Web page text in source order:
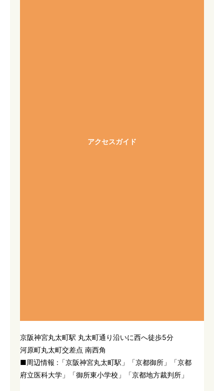
アクセスガイド
京阪神宮丸太町駅 丸太町通り沿いに西へ徒歩5分
河原町丸太町交差点 南西角
■周辺情報 :「京阪神宮丸太町駅」「京都御所」「京都
府立医科大学」「御所東小学校」「京都地方裁判所」